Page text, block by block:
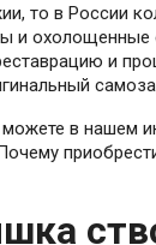
то в России
и
и
в нашем